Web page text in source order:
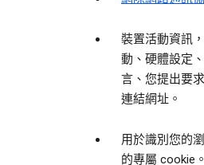
裝置活動資訊
動、硬體設定
言、您提出要
連結網址。
用於識別您的
的專屬 cookie。